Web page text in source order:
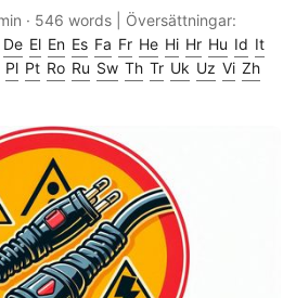
· 546 words | Översättningar:
De El En Es Fa Fr He Hi Hr Hu Id It
Pl Pt Ro Ru Sw Th Tr Uk Uz Vi Zh